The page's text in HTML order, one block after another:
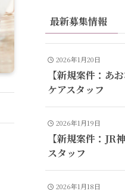
最新募集情報
2026年1月20日
【新規案件：あ
ケアスタッフ
2026年1月19日
【新規案件：JR
スタッフ
2026年1月18日